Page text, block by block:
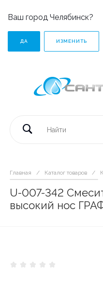
Ваш город Челябинск?
ДА ИЗМЕНИТЬ
Главная / Каталог товаров /
U-007-342
высокий нос